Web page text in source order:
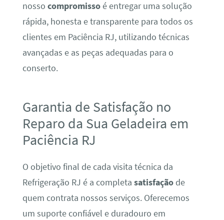
nosso compromissoé entregar uma solução
rápida, honesta e transparente para todos os
clientes em Paciência RJ, utilizando técnicas
avançadas e as peças adequadas para o
conserto.
Garantia de Satisfação no
Reparo da Sua Geladeira em
Paciência RJ
O objetivo final de cada visita técnica da
Refrigeração RJ é a completa satisfaçãode
quem contrata nossos serviços. Oferecemos
um suporte confiável e duradouro em